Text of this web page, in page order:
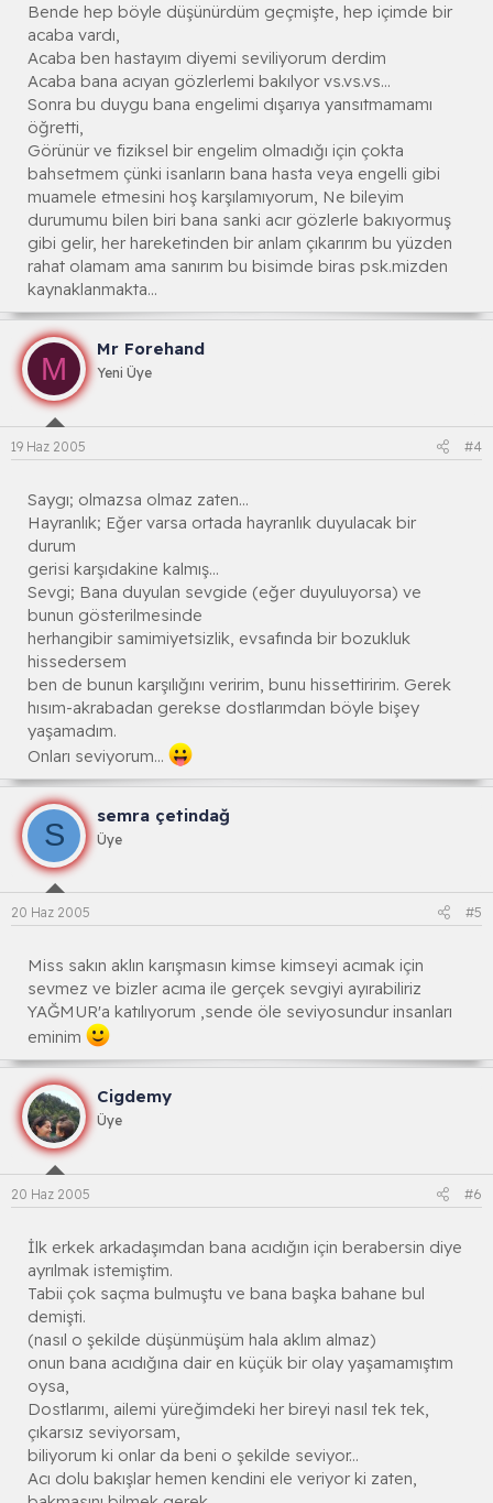
Bende hep böyle düşünürdüm geçmişte, hep içimde bir
acaba vardı,
Acaba ben hastayım diyemi seviliyorum derdim
Acaba bana acıyan gözlerlemi bakılyor vs.vs.vs...
Sonra bu duygu bana engelimi dışarıya yansıtmamamı
öğretti,
Görünür ve fiziksel bir engelim olmadığı için çokta
bahsetmem çünki isanların bana hasta veya engelli gibi
muamele etmesini hoş karşılamıyorum, Ne bileyim
durumumu bilen biri bana sanki acır gözlerle bakıyormuş
gibi gelir, her hareketinden bir anlam çıkarırım bu yüzden
rahat olamam ama sanırım bu bisimde biras psk.mizden
kaynaklanmakta...
M
Mr Forehand
Yeni Üye
19 Haz 2005 #4
Saygı; olmazsa olmaz zaten...
Hayranlık; Eğer varsa ortada hayranlık duyulacak bir
durum
gerisi karşıdakine kalmış...
Sevgi; Bana duyulan sevgide (eğer duyuluyorsa) ve
bunun gösterilmesinde
herhangibir samimiyetsizlik, evsafında bir bozukluk
hissedersem
ben de bunun karşılığını veririm, bunu hissettiririm. Gerek
hısım-akrabadan gerekse dostlarımdan böyle bişey
yaşamadım.
Onları seviyorum...
S
semra çetindağ
Üye
20 Haz 2005 #5
Miss sakın aklın karışmasın kimse kimseyi acımak için
sevmez ve bizler acıma ile gerçek sevgiyi ayırabiliriz
YAĞMUR'a katılıyorum ,sende öle seviyosundur insanları
eminim
Cigdemy
Üye
20 Haz 2005 #6
İlk erkek arkadaşımdan bana acıdığın için berabersin diye
ayrılmak istemiştim.
Tabii çok saçma bulmuştu ve bana başka bahane bul
demişti.
(nasıl o şekilde düşünmüşüm hala aklım almaz)
onun bana acıdığına dair en küçük bir olay yaşamamıştım
oysa,
Dostlarımı, ailemi yüreğimdeki her bireyi nasıl tek tek,
çıkarsız seviyorsam,
biliyorum ki onlar da beni o şekilde seviyor...
Acı dolu bakışlar hemen kendini ele veriyor ki zaten,